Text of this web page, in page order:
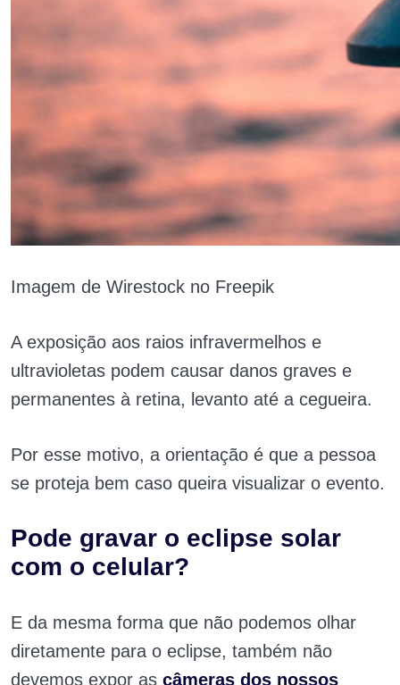
Imagem de Wirestock no Freepik
A exposição aos raios infravermelhos e
ultravioletas podem causar danos graves e
permanentes à retina, levanto até a cegueira.
Por esse motivo, a orientação é que a pessoa
se proteja bem caso queira visualizar o evento.
Pode gravar o eclipse solar
com o celular?
E da mesma forma que não podemos olhar
diretamente para o eclipse, também não
devemos expor as câmeras dos nossos